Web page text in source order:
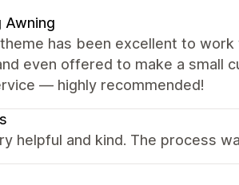
Awning
has been excellent to
even offered to make a small
— highly recommended!
helpful and kind. The process